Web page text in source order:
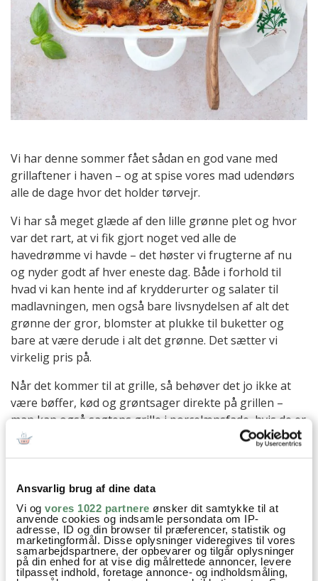
Ansvarlig brug af dine data
Vi og vores 1022 partnere ønsker dit samtykke til at
anvende cookies og indsamle persondata om IP-
adresse, ID og din browser til præferencer, statistik og
marketingformål. Disse oplysninger videregives til vores
samarbejdspartnere, der opbevarer og tilgår oplysninger
på din enhed for at vise dig målrettede annoncer, levere
tilpasset indhold, foretage annonce- og indholdsmåling,
Vi har denne sommer fået sådan en god vane med
grillaftener i haven – og at spise vores mad udendørs
alle de dage hvor det holder tørvejr.
Vi har så meget glæde af den lille grønne plet og hvor
var det rart, at vi fik gjort noget ved alle de
havedrømme vi havde – det høster vi frugterne af nu
og nyder godt af hver eneste dag. Både i forhold til
hvad vi kan hente ind af krydderurter og salater til
madlavningen, men også bare livsnydelsen af alt det
grønne der gror, blomster at plukke til buketter og
bare at være derude i alt det grønne. Det sætter vi
virkelig pris på.
Når det kommer til at grille, så behøver det jo ikke at
være bøffer, kød og grøntsager direkte på grillen –
man kan også sagtens grille i porcelænsfade, hvis de er
lavet til høje temperaturer, og det var lige hvad vi
Prøv også